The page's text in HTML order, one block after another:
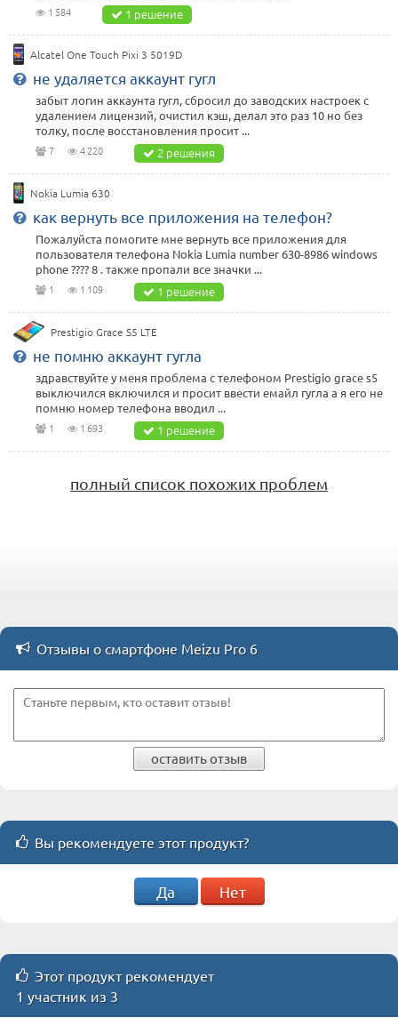
1 584 1 решение
Alcatel One Touch Pixi 3 5019D
не удаляется аккаунт гугл
забыт логин аккаунта гугл, сбросил до заводских настроек с
удалением лицензий, очистил кэш, делал это раз 10 но без
толку, после восстановления просит ...
7 4 220 2 решения
Nokia Lumia 630
как вернуть все приложения на телефон?
Пожалуйста помогите мне вернуть все приложения для
пользователя телефона Nokia Lumia number 630-8986 windows
phone ???? 8 . также пропали все значки ...
1 1 109 1 решение
Prestigio Grace S5 LTE
не помню аккаунт гугла
здравствуйте у меня проблема с телефоном Prestigio grace s5
выключился включился и просит ввести емайл гугла а я его не
помню номер телефона вводил ...
1 1 693 1 решение
полный список похожих проблем
Отзывы о смартфоне Meizu Pro 6
оставить отзыв
Вы рекомендуете этот продукт?
Да Нет
Этот продукт рекомендует
1 участник из 3